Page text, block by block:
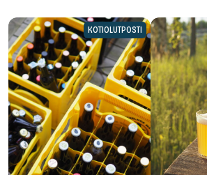
KOTIOLUTPOSTI